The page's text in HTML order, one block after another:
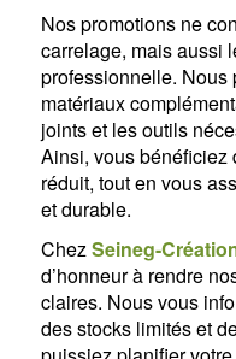
Nos promotions ne
carrelage, mais aussi
professionnelle. Nous
matériaux
joints et les outils
Ainsi, vous bénéficiez
réduit, tout en vous
et durable.
ChezSeineg-
d’honneur à rendre
claires. Nous vous
des stocks limités et